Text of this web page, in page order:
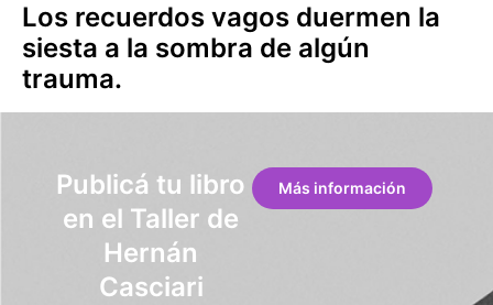
Los recuerdos vagos duermen la
siesta a la sombra de algún
trauma.
Publicá tu libro
en el Taller de
Hernán
Casciari
Más información